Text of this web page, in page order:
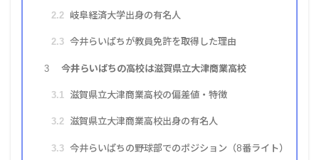
2.2 岐阜経済大学出身の有名人
2.3 今井らいぱちが教員免許を取得した理由
3 今井らいぱちの高校は滋賀県立大津商業高校
3.1 滋賀県立大津商業高校の偏差値・特徴
3.2 滋賀県立大津商業高校出身の有名人
3.3 今井らいぱちの野球部でのポジション（8番ライト）